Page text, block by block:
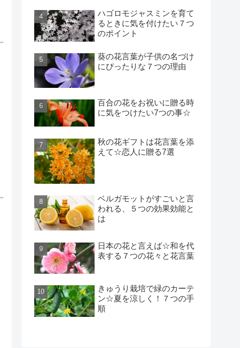
ハゴロモジャスミンを育て
るときに気を付けたい７つ
のポイント
葵の花言葉が子供の名づけ
にぴったりな７つの理由
百合の花をお祝いに贈る時
に気をつけたい7つの事☆
秋の花ギフトは花言葉を添
えて☆恋人に贈る7選
ベルガモットがすごいと言
われる、５つの効果効能と
は
日本の花と言えば☆和を代
表する７つの花々と花言葉
きゅうり栽培で緑のカーテ
ン☆夏を涼しく！７つの手
順